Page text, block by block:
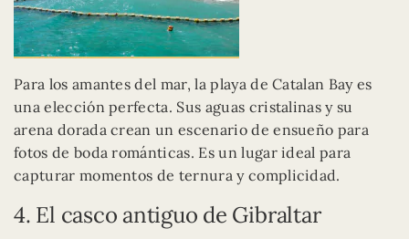
Para los amantes del mar, la playa de Catalan Bay es
una elección perfecta. Sus aguas cristalinas y su
arena dorada crean un escenario de ensueño para
fotos de boda románticas. Es un lugar ideal para
capturar momentos de ternura y complicidad.
4. El casco antiguo de Gibraltar